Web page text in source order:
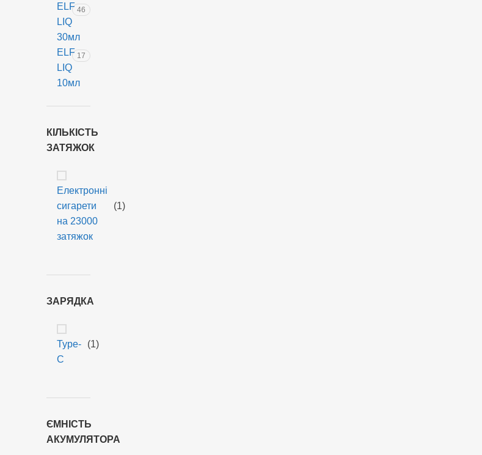
ELF
LIQ
30мл
46
ELF
LIQ
10мл
17
КІЛЬКІСТЬ
ЗАТЯЖОК
Електронні
сигарети
на 23000
затяжок
(1)
ЗАРЯДКА
Type-
C
(1)
ЄМНІСТЬ
АКУМУЛЯТОРА